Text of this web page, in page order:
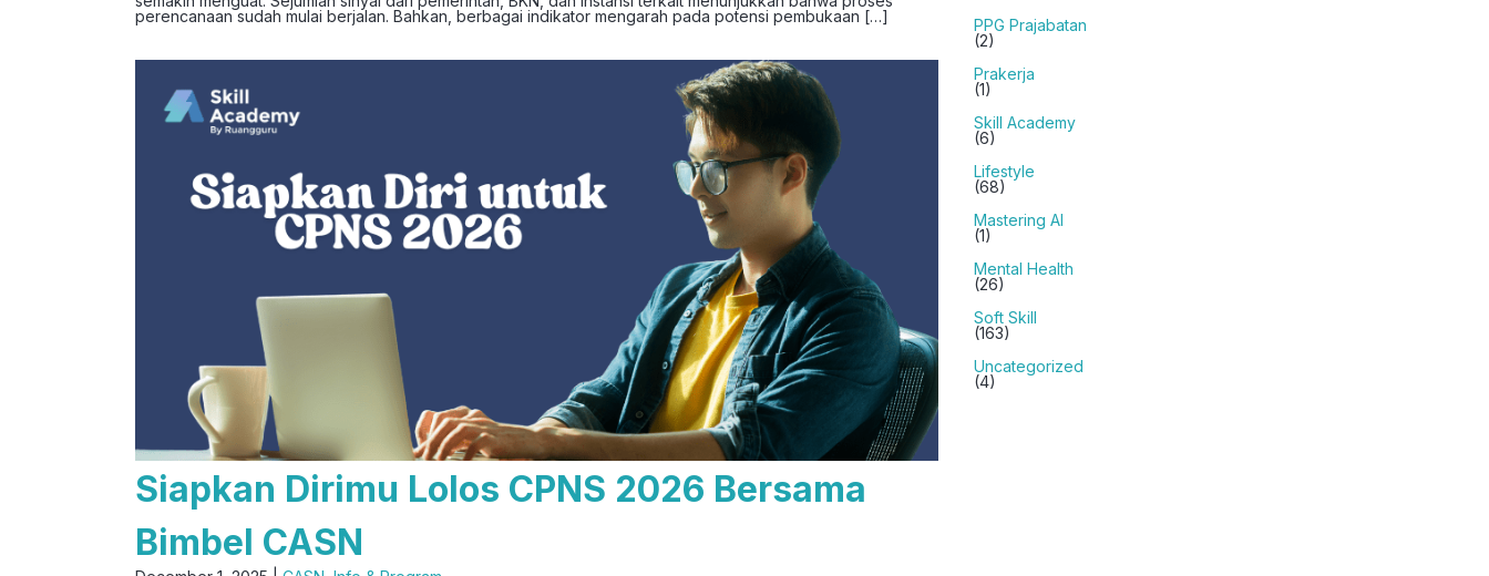
perencanaan sudah mulai berjalan. Bahkan, berbagai indikator mengarah pada potensi pembukaan […]
Siapkan Dirimu Lolos CPNS 2026 Bersama
Bimbel CASN
PPG Prajabatan
(2)
Prakerja
(1)
Skill Academy
(6)
Lifestyle
(68)
Mastering AI
(1)
Mental Health
(26)
Soft Skill
(163)
Uncategorized
(4)